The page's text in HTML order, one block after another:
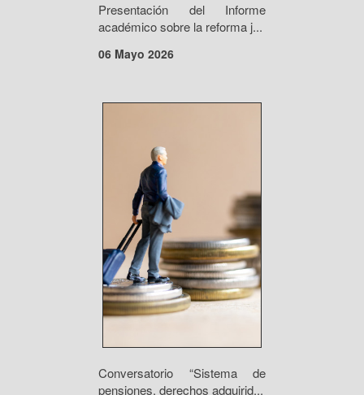
Presentación del Informe
académico sobre la reforma j...
06 Mayo 2026
Conversatorio “Sistema de
pensiones, derechos adquirid...